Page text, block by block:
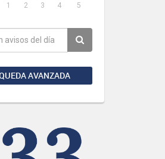
1 2 3 4 5
AVANZADA